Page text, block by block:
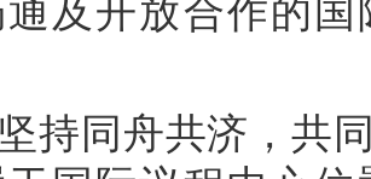
及开放合作的
持同舟共济，共